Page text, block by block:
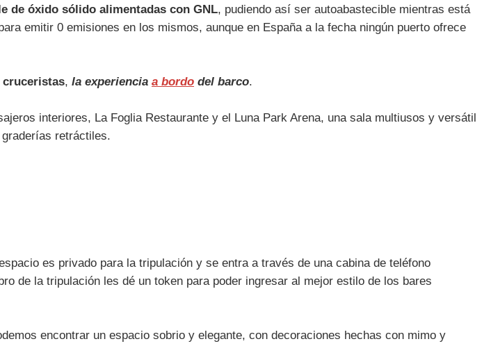
de óxido sólido alimentadas con GNL, pudiendo así ser autoabastecible mientras está
emitir 0 emisiones en los mismos, aunque en España a la fecha ningún puerto ofrece
cruceristas, la experiencia a bordo del barco.
interiores, La Foglia Restaurante y el Luna Park Arena, una sala multiusos y versátil
retráctiles.
es privado para la tripulación y se entra a través de una cabina de teléfono
de la tripulación les dé un token para poder ingresar al mejor estilo de los bares
encontrar un espacio sobrio y elegante, con decoraciones hechas con mimo y